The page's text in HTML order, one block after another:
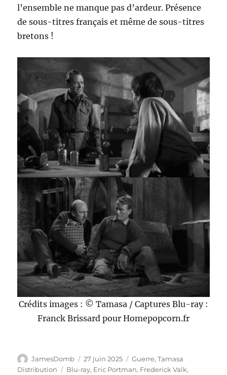
l’ensemble ne manque pas d’ardeur. Présence
de sous-titres français et même de sous-titres
bretons !
Crédits images : © Tamasa / Captures Blu-ray :
Franck Brissard pour Homepopcorn.fr
Auteur
JamesDomb
Publié
le
27 juin 2025 Catégories
Guerre,Tamasa
Distribution
Étiquettes
Blu-ray, Eric Portman, Frederick Valk,